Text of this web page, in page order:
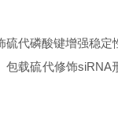
硫代磷酸键增强稳定
载硫代修饰siRNA